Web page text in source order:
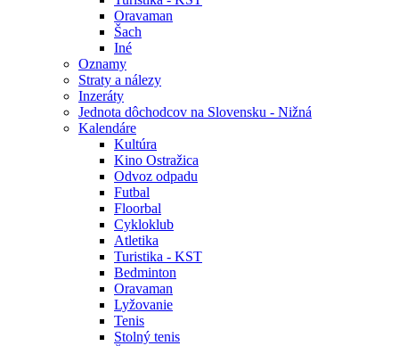
Oravaman
Šach
Iné
Oznamy
Straty a nálezy
Inzeráty
Jednota dôchodcov na Slovensku - Nižná
Kalendáre
Kultúra
Kino Ostražica
Odvoz odpadu
Futbal
Floorbal
Cykloklub
Atletika
Turistika - KST
Bedminton
Oravaman
Lyžovanie
Tenis
Stolný tenis